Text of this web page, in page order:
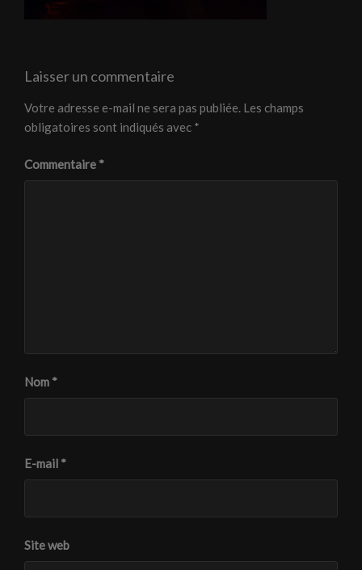
Laisser un commentaire
Votre adresse e-mail ne sera pas publiée. Les champs
obligatoires sont indiqués avec *
Commentaire *
Nom *
E-mail *
Site web